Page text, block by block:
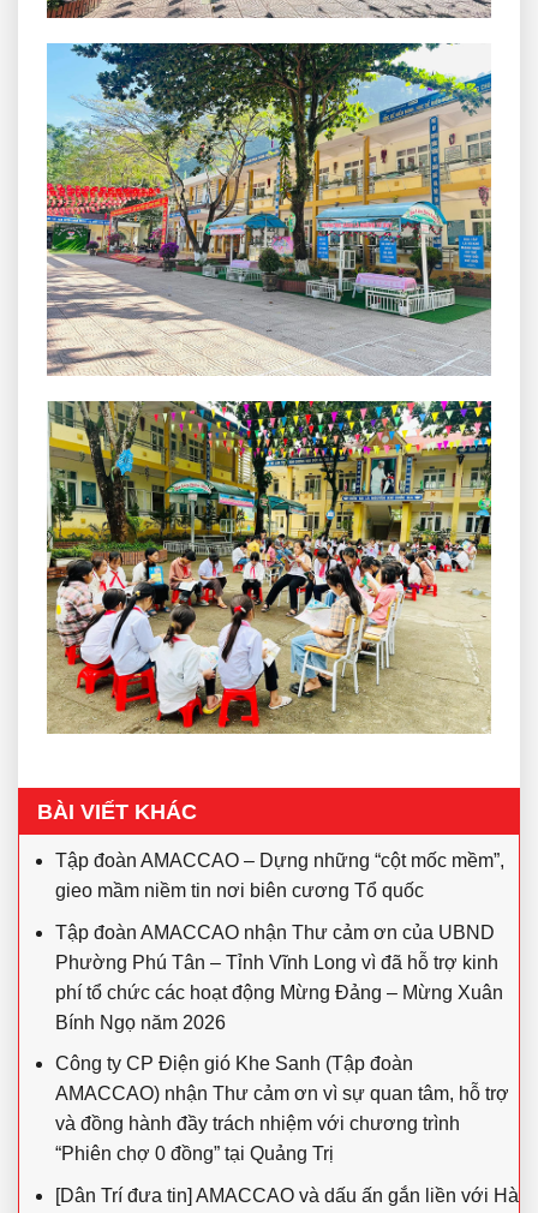
BÀI VIẾT KHÁC
Tập đoàn AMACCAO – Dựng những “cột mốc mềm”,
gieo mầm niềm tin nơi biên cương Tổ quốc
Tập đoàn AMACCAO nhận Thư cảm ơn của UBND
Phường Phú Tân – Tỉnh Vĩnh Long vì đã hỗ trợ kinh
phí tổ chức các hoạt động Mừng Đảng – Mừng Xuân
Bính Ngọ năm 2026
Công ty CP Điện gió Khe Sanh (Tập đoàn
AMACCAO) nhận Thư cảm ơn vì sự quan tâm, hỗ trợ
và đồng hành đầy trách nhiệm với chương trình
“Phiên chợ 0 đồng” tại Quảng Trị
[Dân Trí đưa tin] AMACCAO và dấu ấn gắn liền với Hà